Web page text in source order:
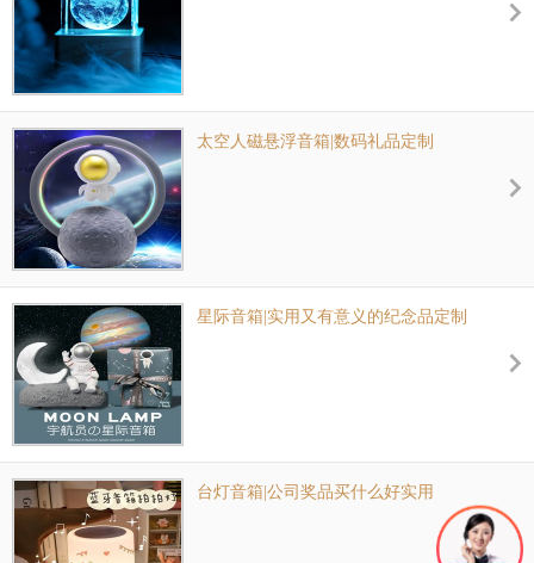
太空人磁悬浮音箱|数码礼品定制
星际音箱|实用又有意义的纪念品定制
台灯音箱|公司奖品买什么好实用